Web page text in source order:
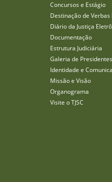
Concursos e Estágio
Destinação de Verbas
Diário da Justiça
Documentação
Estrutura Judiciária
Galeria de Presidentes
Identidade e
Missão e Visão
Organograma
Visite o TJSC